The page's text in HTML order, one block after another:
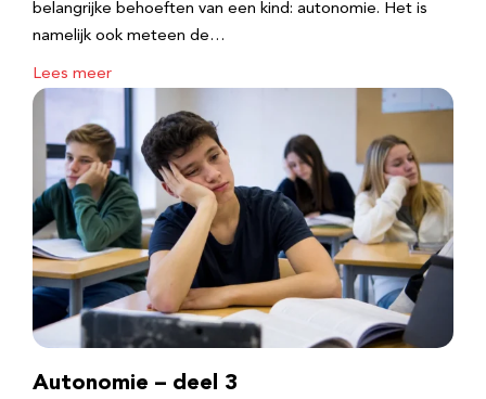
belangrijke behoeften van een kind: autonomie. Het is
namelijk ook meteen de…
Lees meer
Autonomie – deel 3